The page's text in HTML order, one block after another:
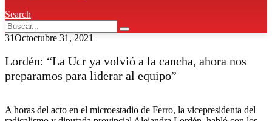
Search
31Octoctubre 31, 2021
Lordén: “La Ucr ya volvió a la cancha, ahora nos
preparamos para liderar al equipo”
A horas del acto en el microestadio de Ferro, la vicepresidenta del